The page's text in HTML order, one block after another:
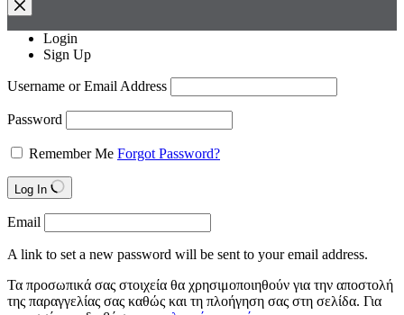
Login
Sign Up
Username or Email Address
Password
Remember Me Forgot Password?
Log In
Email
A link to set a new password will be sent to your email address.
Τα προσωπικά σας στοιχεία θα χρησιμοποιηθούν για την αποστολή
της παραγγελίας σας καθώς και τη πλοήγηση σας στη σελίδα. Για